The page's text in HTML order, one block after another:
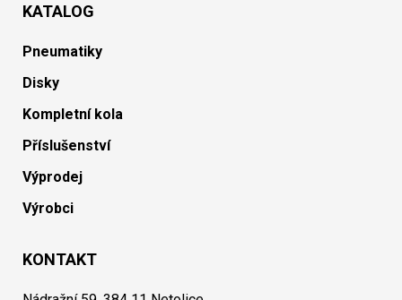
KATALOG
Pneumatiky
Disky
Kompletní kola
Příslušenství
Výprodej
Výrobci
KONTAKT